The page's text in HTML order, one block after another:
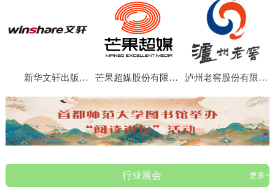
新华文轩出版传媒股份有限公司 芒果超媒股份有限公司 泸州老窖股份有限公司
行业展会 更多+